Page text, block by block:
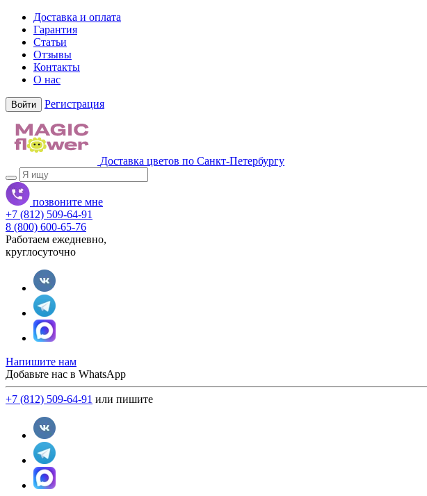
Доставка и оплата
Гарантия
Статьи
Отзывы
Контакты
О нас
Войти Регистрация
Доставка цветов по Санкт-Петербургу
позвоните мне
+7 (812) 509-64-91
8 (800) 600-65-76
Работаем ежедневно,
круглосуточно
Напишите нам
Добавьте нас в WhatsApp
+7 (812) 509-64-91 или пишите